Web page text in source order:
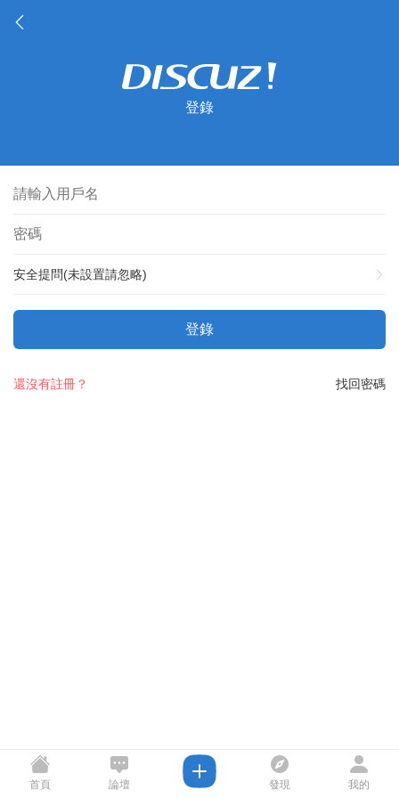
登錄
安全提問(未設置請忽略)
登錄
找回密碼
還沒有註冊？
首頁 論壇 發現 我的